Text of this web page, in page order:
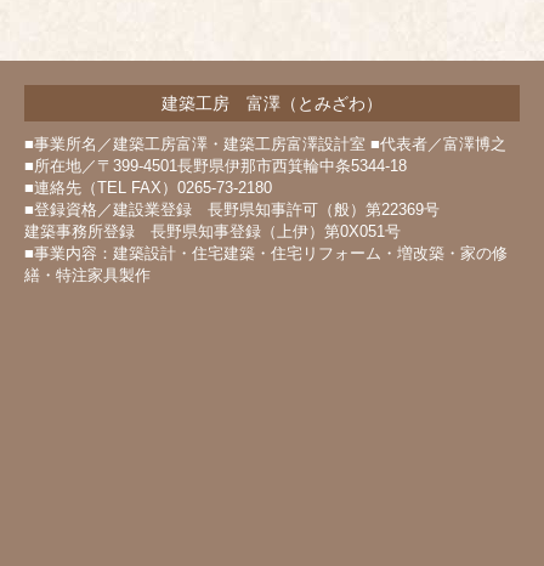
建築工房 富澤（とみざわ）
■事業所名／建築工房富澤・建築工房富澤設計室 ■代表者／富澤博之
■所在地／〒399-4501長野県伊那市西箕輪中条5344-18
■連絡先（TEL FAX）0265-73-2180
■登録資格／建設業登録 長野県知事許可（般）第22369号
建築事務所登録 長野県知事登録（上伊）第0X051号
■事業内容：建築設計・住宅建築・住宅リフォーム・増改築・家の修
繕・特注家具製作